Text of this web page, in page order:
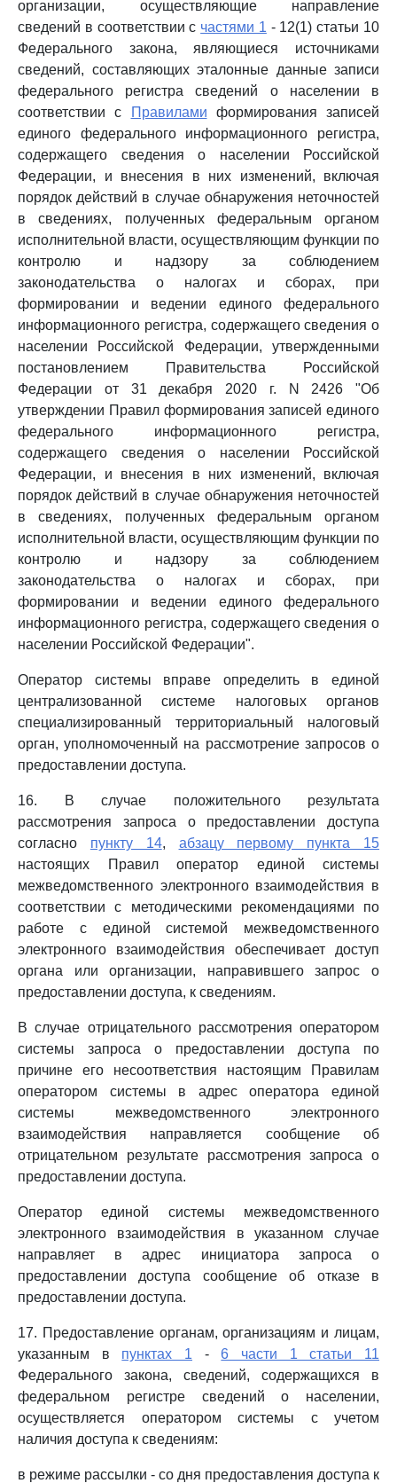
организации, осуществляющие направление
сведений в соответствии с частями 1 - 12(1) статьи 10
Федерального закона, являющиеся источниками
сведений, составляющих эталонные данные записи
федерального регистра сведений о населении в
соответствии с
Правилами формирования записей
единого федерального информационного регистра,
содержащего сведения о населении Российской
Федерации, и внесения в них изменений, включая
порядок действий в случае обнаружения неточностей
в сведениях, полученных федеральным органом
исполнительной власти, осуществляющим функции по
контролю и надзору за соблюдением
законодательства о налогах и сборах, при
формировании и ведении единого федерального
информационного регистра, содержащего сведения о
населении Российской Федерации, утвержденными
постановлением Правительства Российской
Федерации от 31 декабря 2020 г. N 2426 "Об
утверждении Правил формирования записей единого
федерального информационного регистра,
содержащего сведения о населении Российской
Федерации, и внесения в них изменений, включая
порядок действий в случае обнаружения неточностей
в сведениях, полученных федеральным органом
исполнительной власти, осуществляющим функции по
контролю и надзору за соблюдением
законодательства о налогах и сборах, при
формировании и ведении единого федерального
информационного регистра, содержащего сведения о
населении Российской Федерации".
Оператор системы вправе определить в единой
централизованной системе налоговых органов
специализированный территориальный налоговый
орган, уполномоченный на рассмотрение запросов о
предоставлении доступа.
16. В случае положительного результата
рассмотрения запроса о предоставлении доступа
согласно пункту 14, абзацу первому пункта 15
настоящих Правил оператор единой системы
межведомственного электронного взаимодействия в
соответствии с методическими рекомендациями по
работе с единой системой межведомственного
электронного взаимодействия обеспечивает доступ
органа или организации, направившего запрос о
предоставлении доступа, к сведениям.
В случае отрицательного рассмотрения оператором
системы запроса о предоставлении доступа по
причине его несоответствия настоящим Правилам
оператором системы в адрес оператора единой
системы межведомственного электронного
взаимодействия направляется сообщение об
отрицательном результате рассмотрения запроса о
предоставлении доступа.
Оператор единой системы межведомственного
электронного взаимодействия в указанном случае
направляет в адрес инициатора запроса о
предоставлении доступа сообщение об отказе в
предоставлении доступа.
17. Предоставление органам, организациям и лицам,
указанным в пунктах 1 -6 части 1 статьи 11
Федерального закона, сведений, содержащихся в
федеральном регистре сведений о населении,
осуществляется оператором системы с учетом
наличия доступа к сведениям:
в режиме рассылки - со дня предоставления доступа к